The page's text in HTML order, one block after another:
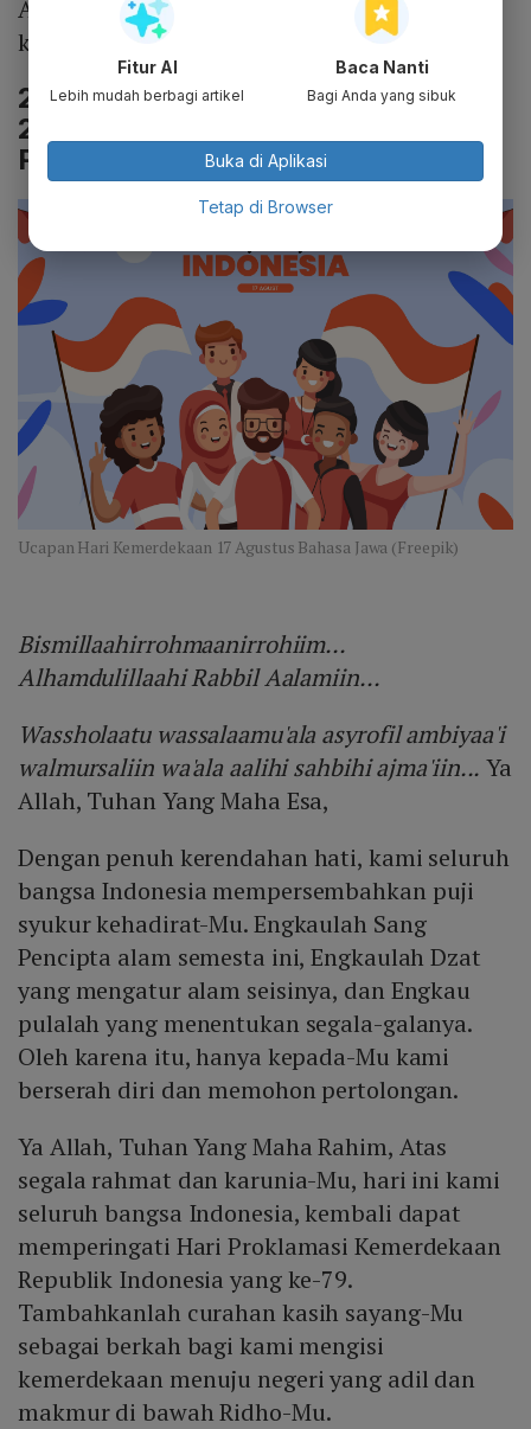
Ampuni dan muliakanlah para pahlawan
kami.
2. Teks Doa Upacara 17 Agustus
2024 HUT RI ke-79 di Instansi
Pemerintahan
Ucapan Hari Kemerdekaan 17 Agustus Bahasa Jawa (Freepik)
Bismillaahirrohmaanirrohiim...
Alhamdulillaahi Rabbil Aalamiin...
Wassholaatu wassalaamu'ala asyrofil ambiyaa'i
walmursaliin wa'ala aalihi sahbihi ajma'iin... Ya
Allah, Tuhan Yang Maha Esa,
Dengan penuh kerendahan hati, kami seluruh
bangsa Indonesia mempersembahkan puji
syukur kehadirat-Mu. Engkaulah Sang
Pencipta alam semesta ini, Engkaulah Dzat
yang mengatur alam seisinya, dan Engkau
pulalah yang menentukan segala-galanya.
Oleh karena itu, hanya kepada-Mu kami
berserah diri dan memohon pertolongan.
Ya Allah, Tuhan Yang Maha Rahim, Atas
segala rahmat dan karunia-Mu, hari ini kami
seluruh bangsa Indonesia, kembali dapat
memperingati Hari Proklamasi Kemerdekaan
Republik Indonesia yang ke-79.
Tambahkanlah curahan kasih sayang-Mu
sebagai berkah bagi kami mengisi
kemerdekaan menuju negeri yang adil dan
makmur di bawah Ridho-Mu.
Fitur AI
Lebih mudah berbagi artikel
Baca Nanti
Bagi Anda yang sibuk
Buka di Aplikasi
Tetap di Browser